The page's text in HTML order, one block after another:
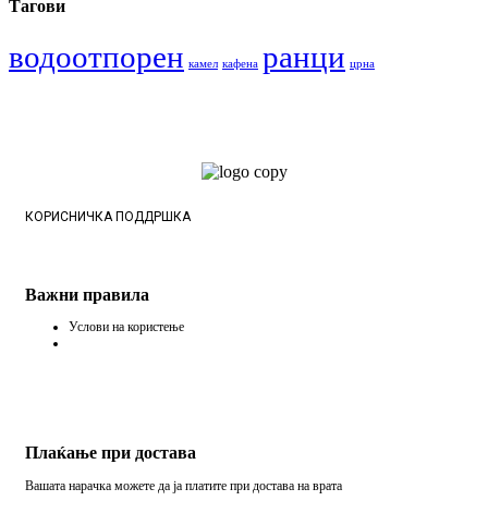
Тагови
водоотпорен камел кафена ранци црна
КОРИСНИЧКА ПОДДРШКА
Важни правила
Услови на користење
Плаќање при достава
Вашата нарачка можете да ја платите при достава на врата